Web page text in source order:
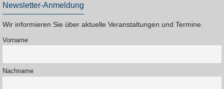
Newsletter-Anmeldung
Wir informieren Sie über aktuelle Veranstaltungen und Termine.
Vorname
Nachname